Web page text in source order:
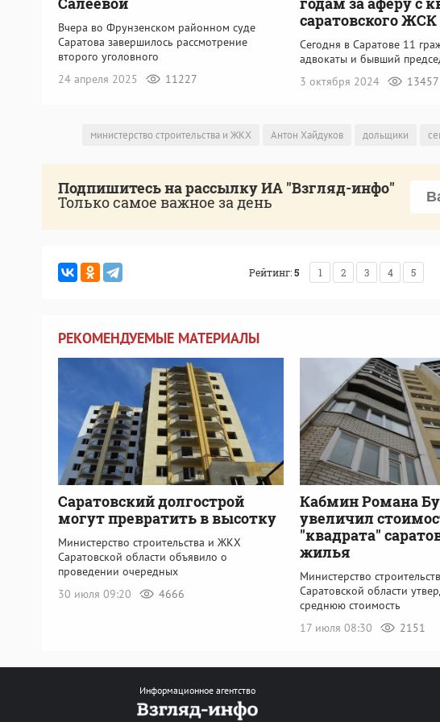
Вчера во Фрунзенском районном суде
Саратова завершилось рассмотрение
второго уголовного
24 апреля 2025
11227
саратовского ЖСК
Сегодня в Саратове 11
адвокаты и бывший
3 октября 2024
13457
министерство строительства и ЖКХ Антон Хайдуков дольщики
Подпишитесь на рассылку ИА "Взгляд-инфо"
Только самое важное за день
Рейтинг:5 1 2 3 4 5
РЕКОМЕНДУЕМЫЕ МАТЕРИАЛЫ
Саратовский долгострой
могут превратить в высотку
Министерство строительства и ЖКХ
Саратовской области объявило о
проведении очередных
30 июля 09:20
4666
Кабмин Романа
увеличил
"квадрата"
жилья
Министерство
Саратовской области
среднюю стоимость
17 июля 08:30
2151
Информационное агентство